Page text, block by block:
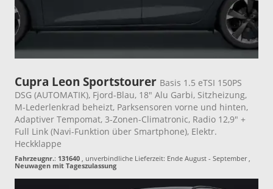
Cupra Leon Sportstourer Basis 1.5 eTSI 150PS
DSG (AUTOMATIK), Fjord-Blau, 18" Alu Garbi, Sitzheizung,
M-Lederlenkrad beheizt, Parksensoren vorne und hinten,
Adaptiver Tempomat, 3-Zonen-Climatronic, Radio 12,9" +
Full Link (Navi-Funktion über Smartphone), Elektr.
Heckklappe
Fahrzeugnr.: 131640 , unverbindliche Lieferzeit: Ende August - September ,
Neuwagen mit Tageszulassung